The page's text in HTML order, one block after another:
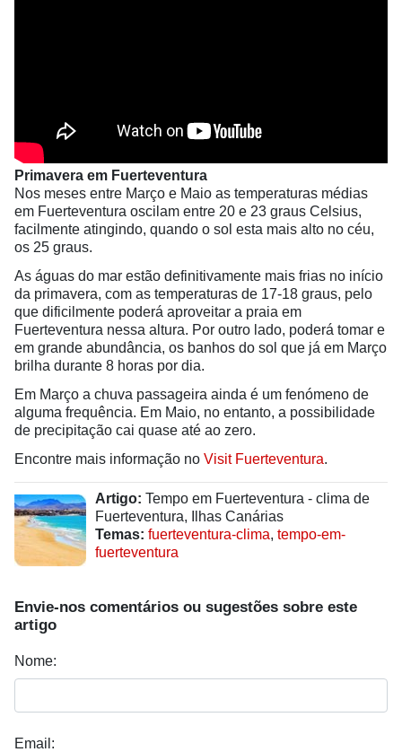
Primavera em Fuerteventura
Nos meses entre Março e Maio as temperaturas médias
em Fuerteventura oscilam entre 20 e 23 graus Celsius,
facilmente atingindo, quando o sol esta mais alto no céu,
os 25 graus.
As águas do mar estão definitivamente mais frias no início
da primavera, com as temperaturas de 17-18 graus, pelo
que dificilmente poderá aproveitar a praia em
Fuerteventura nessa altura. Por outro lado, poderá tomar e
em grande abundância, os banhos do sol que já em Março
brilha durante 8 horas por dia.
Em Março a chuva passageira ainda é um fenómeno de
alguma frequência. Em Maio, no entanto, a possibilidade
de precipitação cai quase até ao zero.
Encontre mais informação no Visit Fuerteventura.
Artigo: Tempo em Fuerteventura - clima de
Fuerteventura, Ilhas Canárias
Temas: fuerteventura-clima, tempo-em-
fuerteventura
Envie-nos comentários ou sugestões sobre este
artigo
Nome:
Email: